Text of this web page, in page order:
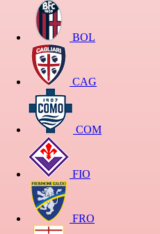
BOL
CAG
COM
FIO
FRO